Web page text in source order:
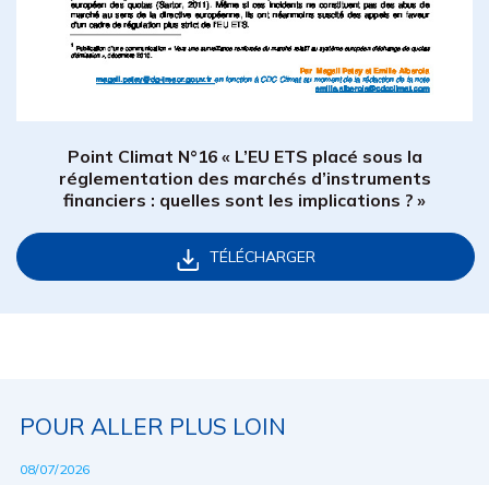
Point Climat N°16 « L’EU ETS placé sous la
réglementation des marchés d’instruments
financiers : quelles sont les implications ? »
TÉLÉCHARGER
POUR ALLER PLUS LOIN
08/07/2026